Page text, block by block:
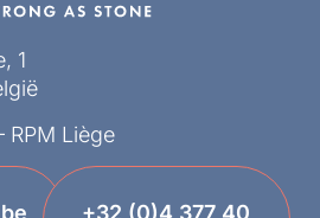
1
RPM Liège
+32 (0)4 377 40